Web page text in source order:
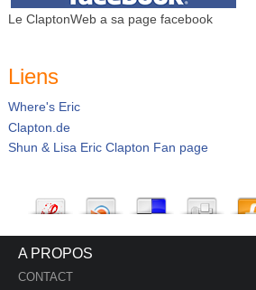
Le ClaptonWeb a sa page facebook
Liens
Where's Eric
Clapton.de
Shun & Lisa Eric Clapton Fan page
A PROPOS
CONTACT